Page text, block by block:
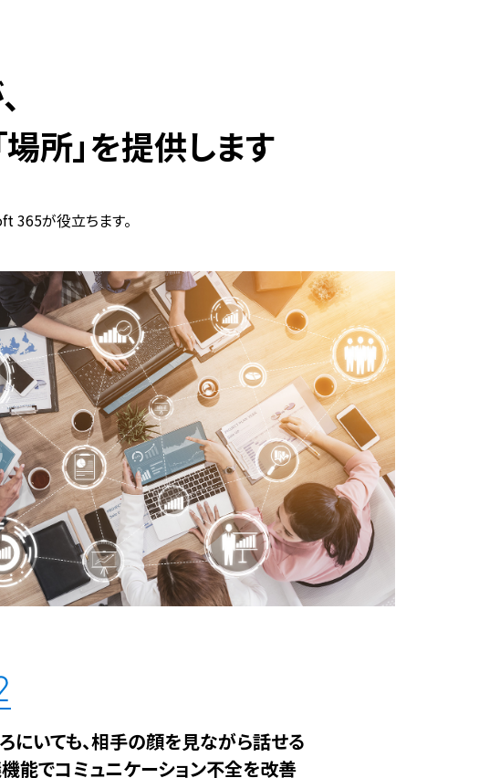
所」を提供します
365が役立ちます。
にいても、相手の顔を見ながら話せる
能でコミュニケーション不全を改善